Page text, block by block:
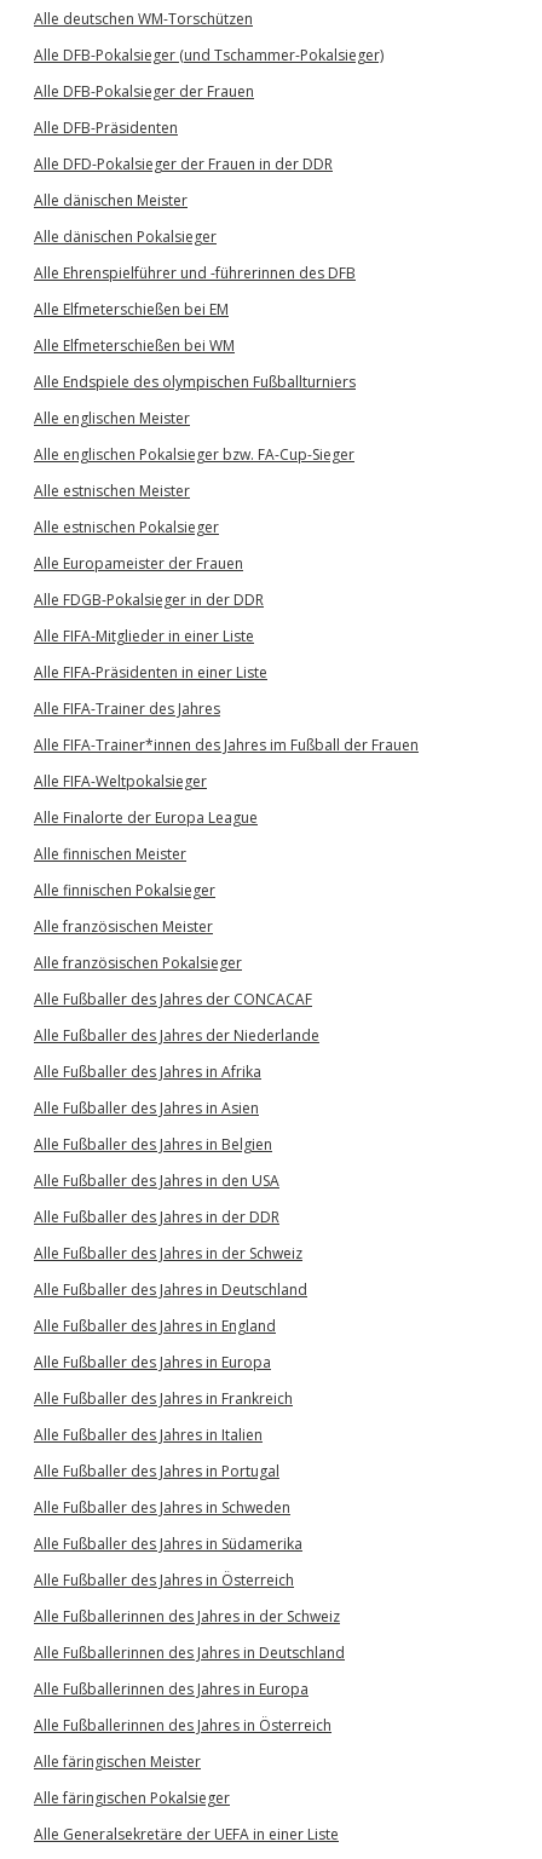
Alle deutschen WM-Torschützen
Alle DFB-Pokalsieger (und Tschammer-Pokalsieger)
Alle DFB-Pokalsieger der Frauen
Alle DFB-Präsidenten
Alle DFD-Pokalsieger der Frauen in der DDR
Alle dänischen Meister
Alle dänischen Pokalsieger
Alle Ehrenspielführer und -führerinnen des DFB
Alle Elfmeterschießen bei EM
Alle Elfmeterschießen bei WM
Alle Endspiele des olympischen Fußballturniers
Alle englischen Meister
Alle englischen Pokalsieger bzw. FA-Cup-Sieger
Alle estnischen Meister
Alle estnischen Pokalsieger
Alle Europameister der Frauen
Alle FDGB-Pokalsieger in der DDR
Alle FIFA-Mitglieder in einer Liste
Alle FIFA-Präsidenten in einer Liste
Alle FIFA-Trainer des Jahres
Alle FIFA-Trainer*innen des Jahres im Fußball der Frauen
Alle FIFA-Weltpokalsieger
Alle Finalorte der Europa League
Alle finnischen Meister
Alle finnischen Pokalsieger
Alle französischen Meister
Alle französischen Pokalsieger
Alle Fußballer des Jahres der CONCACAF
Alle Fußballer des Jahres der Niederlande
Alle Fußballer des Jahres in Afrika
Alle Fußballer des Jahres in Asien
Alle Fußballer des Jahres in Belgien
Alle Fußballer des Jahres in den USA
Alle Fußballer des Jahres in der DDR
Alle Fußballer des Jahres in der Schweiz
Alle Fußballer des Jahres in Deutschland
Alle Fußballer des Jahres in England
Alle Fußballer des Jahres in Europa
Alle Fußballer des Jahres in Frankreich
Alle Fußballer des Jahres in Italien
Alle Fußballer des Jahres in Portugal
Alle Fußballer des Jahres in Schweden
Alle Fußballer des Jahres in Südamerika
Alle Fußballer des Jahres in Österreich
Alle Fußballerinnen des Jahres in der Schweiz
Alle Fußballerinnen des Jahres in Deutschland
Alle Fußballerinnen des Jahres in Europa
Alle Fußballerinnen des Jahres in Österreich
Alle färingischen Meister
Alle färingischen Pokalsieger
Alle Generalsekretäre der UEFA in einer Liste